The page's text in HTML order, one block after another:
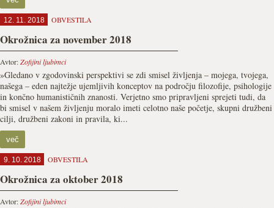
12. 11. 2018 OBVESTILA
Okrožnica za november 2018
Avtor:Zofijini ljubimci
»Gledano v zgodovinski perspektivi se zdi smisel življenja – mojega, tvojega,
našega – eden najtežje ujemljivih konceptov na področju filozofije, psihologije
in končno humanističnih znanosti. Verjetno smo pripravljeni sprejeti tudi, da
bi smisel v našem življenju moralo imeti celotno naše početje, skupni družbeni
cilji, družbeni zakoni in pravila, ki...
več
9. 10. 2018 OBVESTILA
Okrožnica za oktober 2018
Avtor:Zofijini ljubimci